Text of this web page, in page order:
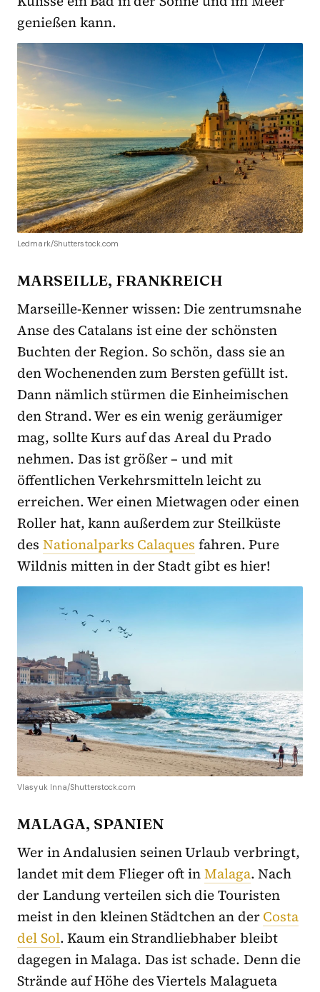
genießen kann.
Ledmark/Shutterstock.com
MARSEILLE, FRANKREICH
Marseille-Kenner wissen: Die zentrumsnahe
Anse des Catalans ist eine der schönsten
Buchten der Region. So schön, dass sie an
den Wochenenden zum Bersten gefüllt ist.
Dann nämlich stürmen die Einheimischen
den Strand. Wer es ein wenig geräumiger
mag, sollte Kurs auf das Areal du Prado
nehmen. Das ist größer – und mit
öffentlichen Verkehrsmitteln leicht zu
erreichen. Wer einen Mietwagen oder einen
Roller hat, kann außerdem zur Steilküste
des Nationalparks Calaques fahren. Pure
Wildnis mitten in der Stadt gibt es hier!
Vlasyuk Inna/Shutterstock.com
MALAGA, SPANIEN
Wer in Andalusien seinen Urlaub verbringt,
landet mit dem Flieger oft inMalaga. Nach
der Landung verteilen sich die Touristen
meist in den kleinen Städtchen an derCosta
del Sol. Kaum ein Strandliebhaber bleibt
dagegen in Malaga. Das ist schade. Denn die
Strände auf Höhe des Viertels Malagueta